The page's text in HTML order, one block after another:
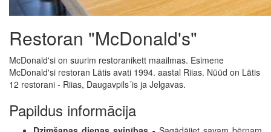
Restoran "McDonald's"
McDonald'si on suurim restoranikett maailmas. Esimene
McDonald'si restoran Lätis avati 1994. aastal Riias. Nüüd on Lätis
12 restorani - Riias, Daugavpils´is ja Jelgavas.
Papildus informācija